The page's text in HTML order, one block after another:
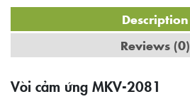
Description
Reviews (0)
Vòi cảm ứng MKV-2081